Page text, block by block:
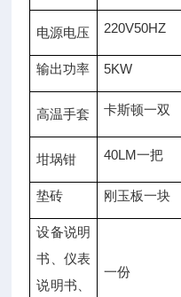
电源电压 220V50HZ
输出功率 5KW
高温手套 卡斯顿一双
坩埚钳 40LM一把
垫砖 刚玉板一块
设备说明
书、仪表
说明书、
一份